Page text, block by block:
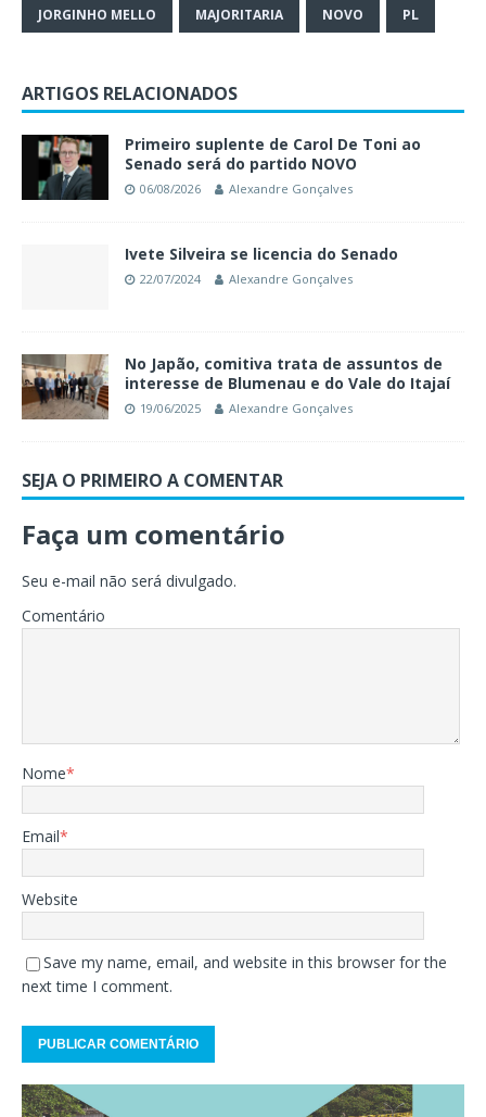
JORGINHO MELLO MAJORITARIA NOVO PL
ARTIGOS RELACIONADOS
Primeiro suplente de Carol De Toni ao
Senado será do partido NOVO
06/08/2026 Alexandre Gonçalves
Ivete Silveira se licencia do Senado
22/07/2024 Alexandre Gonçalves
No Japão, comitiva trata de assuntos de
interesse de Blumenau e do Vale do Itajaí
19/06/2025 Alexandre Gonçalves
SEJA O PRIMEIRO A COMENTAR
Faça um comentário
Seu e-mail não será divulgado.
Comentário
Nome*
Email*
Website
Save my name, email, and website in this browser for the
next time I comment.